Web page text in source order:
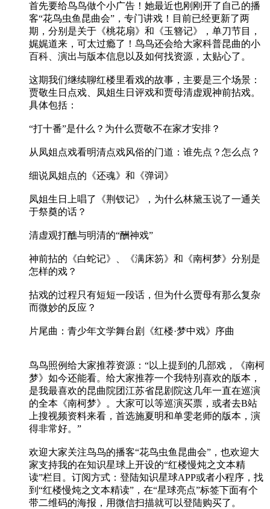
首先要给鸟鸟做个小广告！她最近也刚刚开了自己的播
客“花鸟虫鱼昆曲会”，专门讲戏！目前已经更新了两
期，分别是关于《桃花扇》和《玉簪记》，单刀节目，
娓娓道来，可太过瘾了！鸟鸟还会给大家科普昆曲的小
百科、演出与版本信息以及如何找资源，太贴心了。
这期我们继续聊红楼里看戏的故事，主要是三个场景：
贾敬生日点戏、凤姐生日评戏和贾母清虚观神前拈戏。
具体包括：
“打十番”是什么？为什么贾敬不在家才安排？
从凤姐点戏看明清点戏风俗的门道：谁先点？怎么点？
细说凤姐点的《还魂》和《弹词》
凤姐生日上唱了《荆钗记》，为什么林黛玉说了一通关
于祭奠的话？
清虚观打醮与明清的“酬神戏”
神前拈的《白蛇记》、《满床笏》和《南柯梦》分别是
怎样的戏？
拈戏的过程只有短短一段话，但为什么贾母有那么复杂
而微妙的反应？
片尾曲：青少年文学舞台剧《红楼·梦中戏》序曲
鸟鸟照例给大家推荐资源：“以上提到的几部戏，《南柯
梦》如今还能看。给大家推荐一个我特别喜欢的版本，
是我最喜欢的昆曲院团江苏省昆剧院这几年一直在巡演
的全本《南柯梦》。大家可以等巡演买票，或者去B站
上搜视频资料来看，首选施夏明和单雯老师的版本，演
得非常好。”
欢迎大家关注鸟鸟的播客“花鸟虫鱼昆曲会”，也欢迎大
家支持我的在知识星球上开设的“红楼慢炖之文本精
读”栏目。订阅方式：登陆知识星球APP或者小程序，找
到“红楼慢炖之文本精读”，在“星球亮点”标签下面有个
带二维码的海报，用微信扫描就可以登陆购买了。